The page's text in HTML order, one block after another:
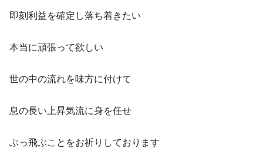
即刻利益を確定し落ち着きたい
本当に頑張って欲しい
世の中の流れを味方に付けて
息の長い上昇気流に身を任せ
ぶっ飛ぶことをお祈りしております